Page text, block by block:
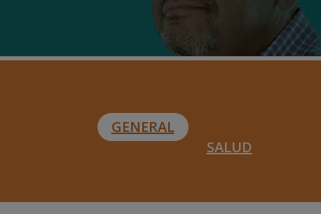
GENERAL
SALUD